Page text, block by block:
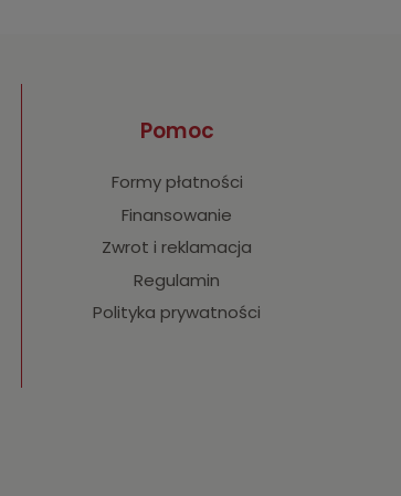
Pomoc
Formy płatności
Finansowanie
Zwrot i reklamacja
Regulamin
Polityka prywatności